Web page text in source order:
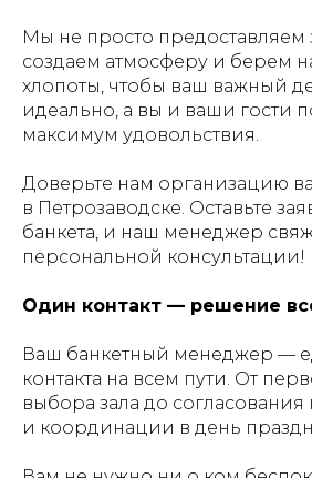
Мы не просто предоставляем
создаем атмосферу и берем
хлопоты, чтобы ваш важный
идеально, а вы и ваши гости
максимум удовольствия.
Доверьте нам организацию
в Петрозаводске. Оставьте
банкета, и наш менеджер
персональной консультации!
Один контакт — решение
Ваш банкетный менеджер —
контакта на всем пути. От
выбора зала до
и координации в день